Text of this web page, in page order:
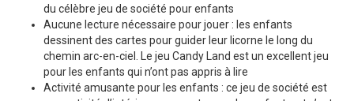
du célèbre jeu de société pour enfants
Aucune lecture nécessaire pour jouer : les enfants
dessinent des cartes pour guider leur licorne le long du
chemin arc-en-ciel. Le jeu Candy Land est un excellent jeu
pour les enfants qui n’ont pas appris à lire
Activité amusante pour les enfants : ce jeu de société est